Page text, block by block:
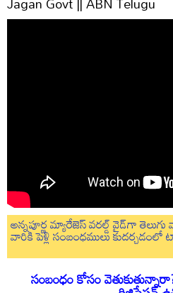
అన్నపూర్ణ మ్యారేజెస్ వరల్డ్ వైడ్‌గా
వారికి పెళ్లి సంబంధములు
సంబంధం కోసం